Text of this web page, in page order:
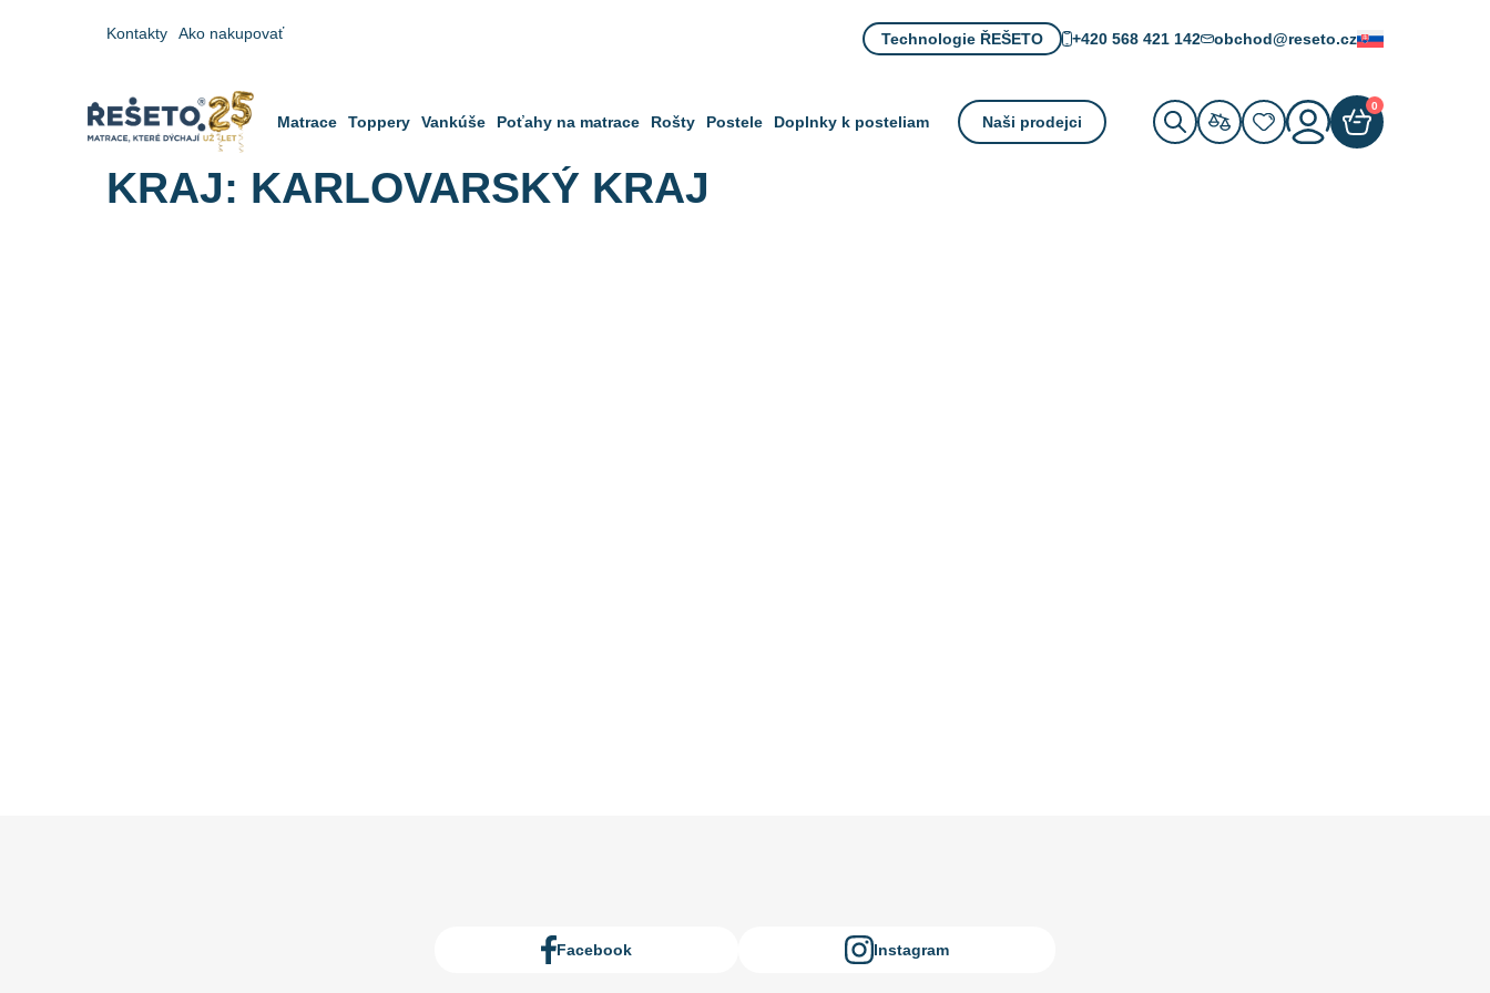
Kontakty Ako nakupovať Technologie ŘEŠETO +420 568 421 142 obchod@reseto.cz
Slovenčina
Matrace Toppery Vankúše Poťahy na matrace Rošty Postele Doplnky k posteliam Naši prodejci
0
KRAJ: KARLOVARSKÝ KRAJ
Facebook Instagram